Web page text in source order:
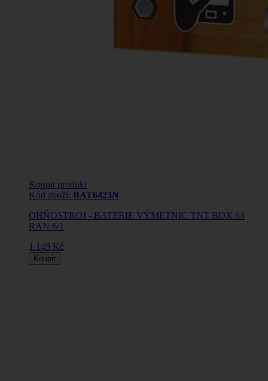
Koupit produkt
Kód zboží: BAT6423N
OHŇOSTROJ - BATERIE VÝMETNIC TNT BOX 64
RAN 6/1
1 149 Kč
Koupit